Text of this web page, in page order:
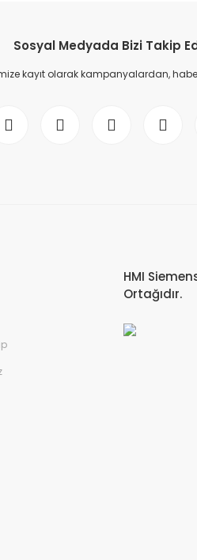
Sosyal Medyada Bizi Takip
kayıt olarak kampanyalardan,
HMI
Ortağıdır.